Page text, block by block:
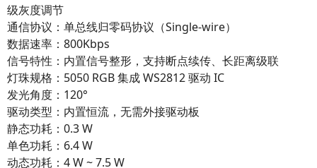
级灰度调节
通信协议： 单总线归零码协议（Single-wire）
数据速率：800Kbps
信号特性：内置信号整形，支持断点续传、长距离级联
灯珠规格：5050 RGB 集成 WS2812 驱动 IC
发光角度：120°
驱动类型：内置恒流，无需外接驱动板
静态功耗：0.3 W
单色功耗：6.4 W
动态功耗：4 W ~ 7.5 W